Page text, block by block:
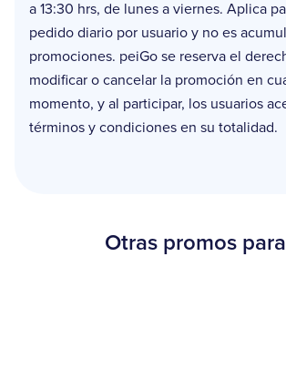
a 13:30 hrs, de lunes a viernes. Aplica
pedido diario por usuario y no es
promociones. peiGo se reserva el
modificar o cancelar la promoción en
momento, y al participar, los usuarios
términos y condiciones en su totalidad.
Otras promos